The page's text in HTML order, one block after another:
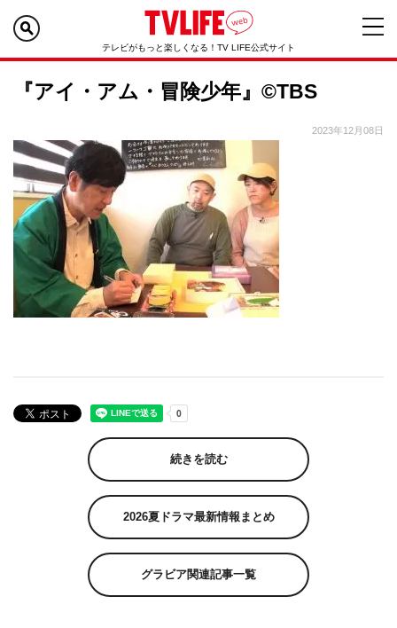
テレビがもっと楽しくなる！TV LIFE公式サイト
『アイ・アム・冒険少年』©TBS
2023年12月08日
続きを読む
2026夏ドラマ最新情報まとめ
グラビア関連記事一覧